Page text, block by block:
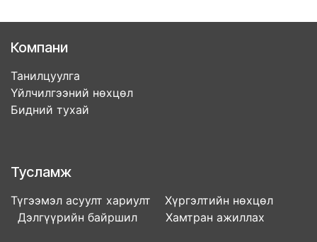
Компани
Танилцуулга
Үйлчилгээний нөхцөл
Бидний тухай
Тусламж
Түгээмэл асуулт хариулт Хүргэлтийн нөхцөл
Дэлгүүрийн байршил Хамтран ажиллах